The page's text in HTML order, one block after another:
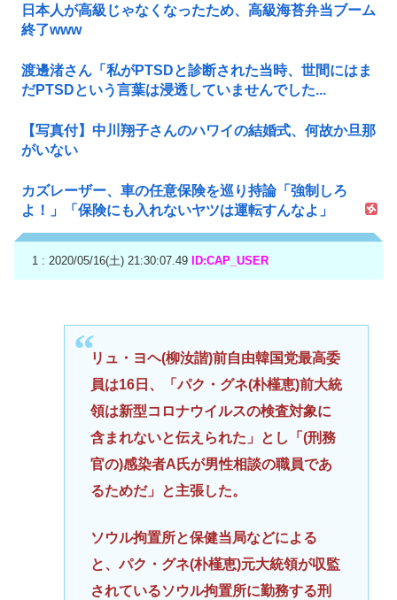
日本人が高級じゃなくなったため、高級海苔弁当ブーム
終了www
渡邊渚さん「私がPTSDと診断された当時、世間にはま
だPTSDという言葉は浸透していませんでした...
【写真付】中川翔子さんのハワイの結婚式、何故か旦那
がいない
カズレーザー、車の任意保険を巡り持論「強制しろ
よ！」「保険にも入れないヤツは運転すんなよ」
1 : 2020/05/16(土) 21:30:07.49 ID:CAP_USER
リュ・ヨヘ(柳汝諧)前自由韓国党最高委
員は16日、「パク・グネ(朴槿恵)前大統
領は新型コロナウイルスの検査対象に
含まれないと伝えられた」とし「(刑務
官の)感染者A氏が男性相談の職員であ
るためだ」と主張した。
ソウル拘置所と保健当局などによる
と、パク・グネ(朴槿恵)元大統領が収監
されているソウル拘置所に勤務する刑